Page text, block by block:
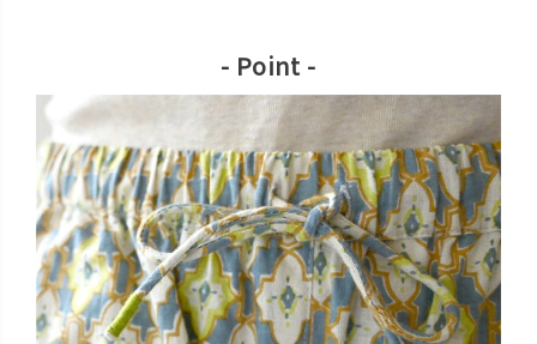
- Point -